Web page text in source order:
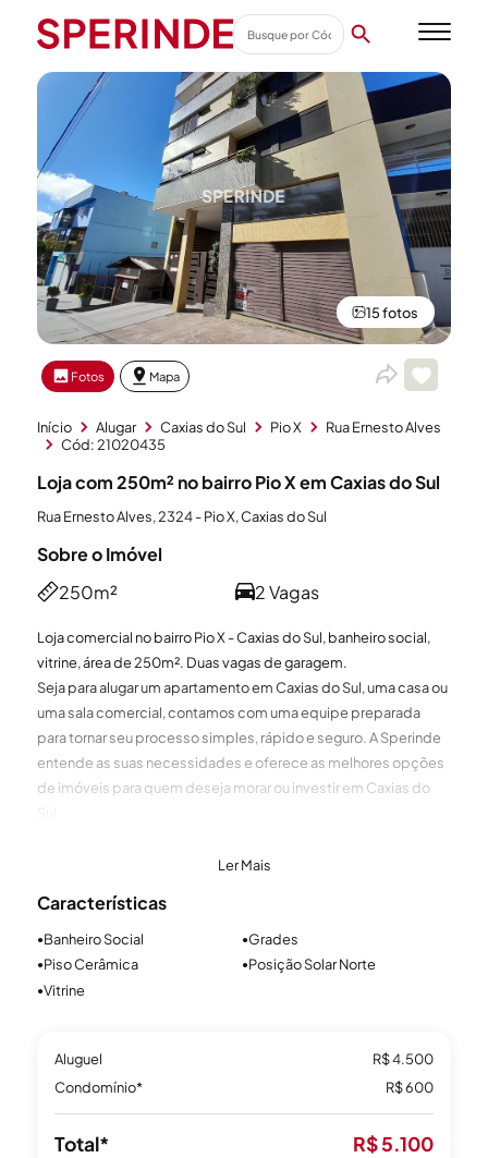
15 fotos
Fotos Mapa
Início Alugar Caxias do Sul Pio X
Rua Ernesto Alves
Cód: 21020435
Loja com 250m² no bairro Pio X em Caxias do Sul
Rua Ernesto Alves, 2324 - Pio X, Caxias do Sul
Sobre o Imóvel
250m²
2 Vagas
Loja comercial no bairro Pio X - Caxias do Sul, banheiro social,
vitrine, área de 250m². Duas vagas de garagem.
Seja para alugar um apartamento em Caxias do Sul, uma casa ou
uma sala comercial, contamos com uma equipe preparada
para tornar seu processo simples, rápido e seguro. A Sperinde
entende as suas necessidades e oferece as melhores opções
de imóveis para quem deseja morar ou investir em Caxias do
Ler Mais
Características
●Banheiro Social ●Grades
●Piso Cerâmica ●Posição Solar Norte
●Vitrine
Aluguel
R$ 4.500
Condomínio*
R$ 600
Total* R$ 5.100